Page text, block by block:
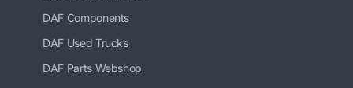
DAF Components
DAF Used Trucks
DAF Parts Webshop